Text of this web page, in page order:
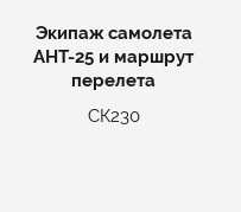
Экипаж самолета
АНТ-25 и маршрут
перелета
СК230